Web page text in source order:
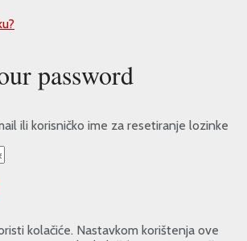
password
ili korisničko ime za resetiranje lozinke
kolačiće. Nastavkom korištenja ove